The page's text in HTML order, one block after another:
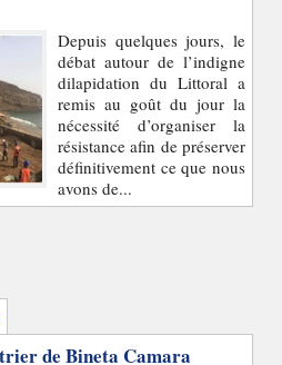
Depuis quelques jours, le
débat autour de l’indigne
dilapidation du Littoral a
remis au goût du jour la
nécessité d’organiser la
résistance afin de préserver
définitivement ce que nous
avons de...
de Bineta Camara